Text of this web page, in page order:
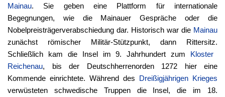
Mainau. Sie geben eine Plattform für internationale
Begegnungen, wie die Mainauer Gespräche oder die
Nobelpreisträgerverabschiedung dar. Historisch war die Mainau
zunächst römischer Militär-Stützpunkt, dann Rittersitz.
Schließlich kam die Insel im 9. Jahrhundert zum Kloster
Reichenau, bis der Deutschherrenorden 1272 hier eine
Kommende einrichtete. Während des Dreißigjährigen Krieges
verwüsteten schwedische Truppen die Insel, die im 18.